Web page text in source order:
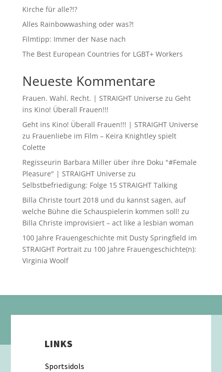
Kirche für alle?!?
Alles Rainbowwashing oder was?!
Filmtipp: Immer der Nase nach
The Best European Countries for LGBT+ Workers
Neueste Kommentare
Frauen. Wahl. Recht. | STRAIGHT Universe zu Geht
ins Kino! Überall Frauen!!!
Geht ins Kino! Überall Frauen!!! | STRAIGHT Universe
zu Frauenliebe im Film – Keira Knightley spielt
Colette
Regisseurin Barbara Miller über ihre Doku "#Female
Pleasure" | STRAIGHT Universe zu
Selbstbefriedigung: Folge 15 STRAIGHT Talking
Billa Christe tourt 2018 und du kannst sagen, auf
welche Bühne die Schauspielerin kommen soll! zu
Billa Christe improvisiert – act like a lesbian woman
100 Jahre Frauengeschichte mit Dusty Springfield im
STRAIGHT Portraitzu 100 Jahre Frauengeschichte(n):
Virginia Woolf
LINKS
Sportsidols